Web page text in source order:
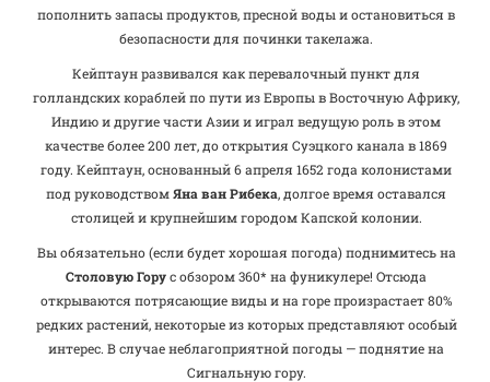
пополнить запасы продуктов, пресной воды и остановиться в
безопасности для починки такелажа.
Кейптаун развивался как перевалочный пункт для
голландских кораблей по пути из Европы в Восточную Африку,
Индию и другие части Азии и играл ведущую роль в этом
качестве более 200 лет, до открытия Суэцкого канала в 1869
году. Кейптаун, основанный 6 апреля 1652 года колонистами
под руководствомЯна ван Рибека, долгое время оставался
столицей и крупнейшим городом Капской колонии.
Вы обязательно (если будет хорошая погода) поднимитесь на
Столовую Горус обзором 360* на фуникулере! Отсюда
открываются потрясающие виды и на горе произрастает 80%
редких растений, некоторые из которых представляют особый
интерес. В случае неблагоприятной погоды — поднятие на
Сигнальную гору.